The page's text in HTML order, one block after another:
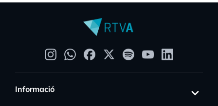
Informació